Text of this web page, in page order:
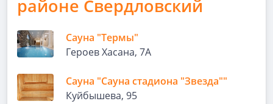
районе Свердловский
Сауна "Термы"
Героев Хасана, 7А
Сауна "Сауна стадиона "Звезда""
Куйбышева, 95